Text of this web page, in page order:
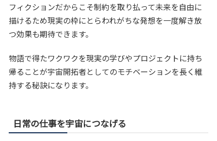
フィクションだからこそ制約を取り払って未来を自由に
描けるため現実の枠にとらわれがちな発想を一度解き放
つ効果も期待できます。
物語で得たワクワクを現実の学びやプロジェクトに持ち
帰ることが宇宙開拓者としてのモチベーションを長く維
持する秘訣になります。
日常の仕事を宇宙につなげる